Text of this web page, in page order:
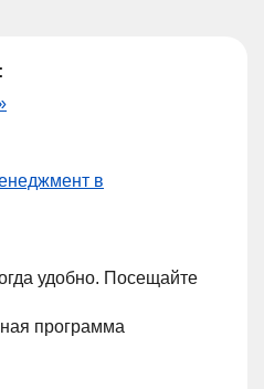
в
удобно. Посещайте
программа